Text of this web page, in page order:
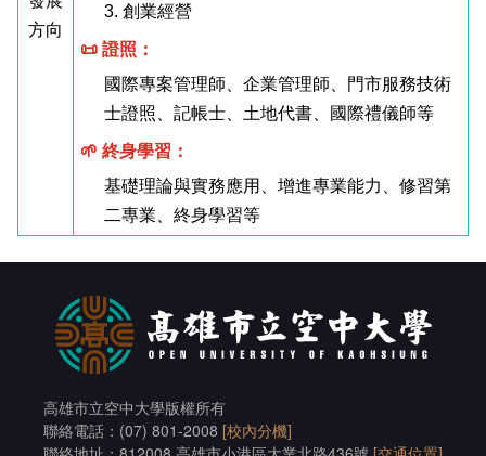
方向
3. 創業經營
📜 證照：
國際專案管理師、企業管理師、門市服務技術
士證照、記帳士、土地代書、國際禮儀師等
🌱 終身學習：
基礎理論與實務應用、增進專業能力、修習第
二專業、終身學習等
高雄市立空中大學版權所有
聯絡電話：(07) 801-2008 [校內分機]